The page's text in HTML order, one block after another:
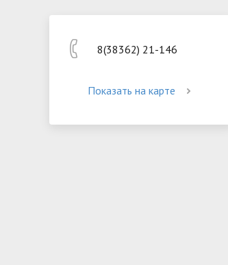
8(38362) 21-146
Показать на карте